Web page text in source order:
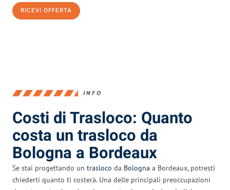
RICEVI OFFERTA
INFO
Costi di Trasloco: Quanto
costa un trasloco da
Bologna a Bordeaux
Se stai progettando un trasloco da Bologna a Bordeaux, potresti
chiederti quanto ti costerà. Una delle principali preoccupazioni